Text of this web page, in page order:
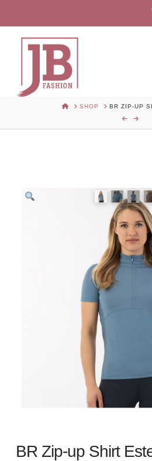
HOMESHOP BR ZIP-UP
BR Zip-up Shirt